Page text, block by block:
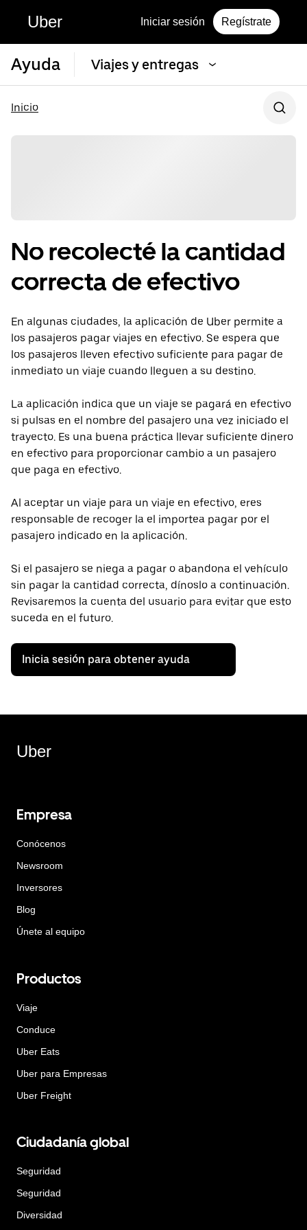
Uber Iniciar sesión Regístrate
Ayuda Viajes y entregas
Inicio
No recolecté la cantidad
correcta de efectivo
En algunas ciudades, la aplicación de Uber permite a
los pasajeros pagar viajes en efectivo. Se espera que
los pasajeros lleven efectivo suficiente para pagar de
inmediato un viaje cuando lleguen a su destino.
La aplicación indica que un viaje se pagará en efectivo
si pulsas en el nombre del pasajero una vez iniciado el
trayecto. Es una buena práctica llevar suficiente dinero
en efectivo para proporcionar cambio a un pasajero
que paga en efectivo.
Al aceptar un viaje para un viaje en efectivo, eres
responsable de recoger la el importea pagar por el
pasajero indicado en la aplicación.
Si el pasajero se niega a pagar o abandona el vehículo
sin pagar la cantidad correcta, dínoslo a continuación.
Revisaremos la cuenta del usuario para evitar que esto
suceda en el futuro.
Inicia sesión para obtener ayuda
Uber
Empresa
Conócenos
Newsroom
Inversores
Blog
Únete al equipo
Productos
Viaje
Conduce
Uber Eats
Uber para Empresas
Uber Freight
Ciudadanía global
Seguridad
Seguridad
Diversidad